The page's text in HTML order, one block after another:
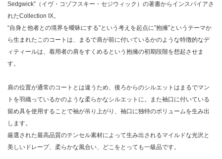
Sedgwick”（イヴ・コゾフスキー・セジウィック）の著書からインスパイアさ
れたCollection IX。
“自身と他者との境界を曖昧にする”という考えを起点に”抱擁”というテーマか
ら生まれたこのコートは、まるで肩が前に付いているかのような特徴的なデ
ィティールは、着用者の肩をすくめるという抱擁の初期段階を想起させま
す。
肩の位置が通常のコートとは違うため、後ろからのシルエットはまるでマン
トを羽織っているかのような柔らかなシルエットに。また袖口に付いている
留め具を使用することで袖が吊り上がり、袖口に独特のボリュームを生み出
します。
厳選された最高品質のテンセル素材によって生み出されるマイルドな光沢と
美しいドレープ、柔らかな風合い、どこをとっても一級品です。